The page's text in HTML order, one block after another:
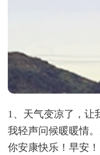
1、天气变凉了，让
我轻声问候暖暖情
你安康快乐！早安！